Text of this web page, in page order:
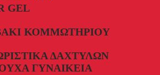
GEL
ΚΟΜΜΩΤΗΡΊΟΥ
ΔΑΧΤΎΛΩΝ
ΓΥΝΑΙΚΕΊΑ